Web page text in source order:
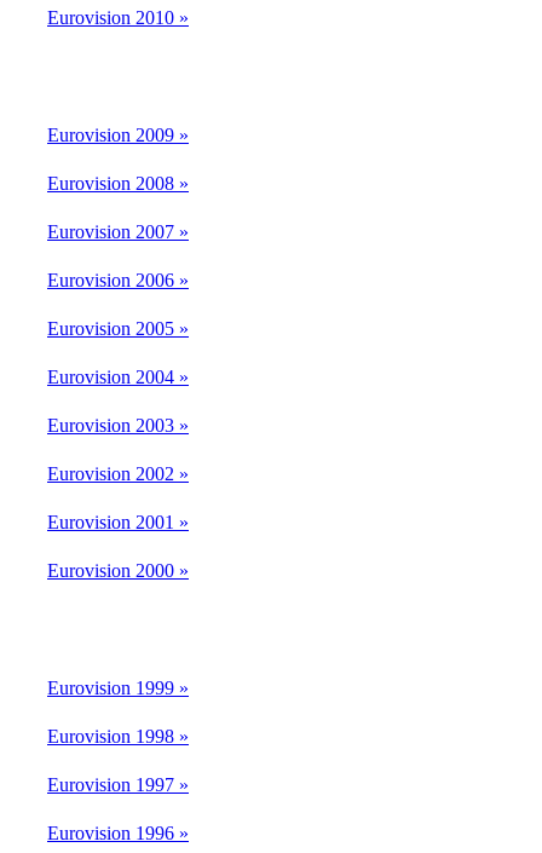
Eurovision 2010 »
Eurovision 2009 »
Eurovision 2008 »
Eurovision 2007 »
Eurovision 2006 »
Eurovision 2005 »
Eurovision 2004 »
Eurovision 2003 »
Eurovision 2002 »
Eurovision 2001 »
Eurovision 2000 »
Eurovision 1999 »
Eurovision 1998 »
Eurovision 1997 »
Eurovision 1996 »